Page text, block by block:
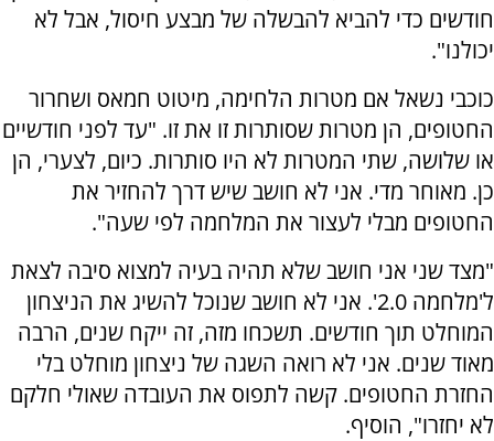
חודשים כדי להביא להבשלה של מבצע חיסול, אבל לא
יכולנו".
כוכבי נשאל אם מטרות הלחימה, מיטוט חמאס ושחרור
החטופים, הן מטרות שסותרות זו את זו. "עד לפני חודשיים
או שלושה, שתי המטרות לא היו סותרות. כיום, לצערי, הן
כן. מאוחר מדי. אני לא חושב שיש דרך להחזיר את
החטופים מבלי לעצור את המלחמה לפי שעה".
"מצד שני אני חושב שלא תהיה בעיה למצוא סיבה לצאת
ל'מלחמה 2.0'. אני לא חושב שנוכל להשיג את הניצחון
המוחלט תוך חודשים. תשכחו מזה, זה ייקח שנים, הרבה
מאוד שנים. אני לא רואה השגה של ניצחון מוחלט בלי
החזרת החטופים. קשה לתפוס את העובדה שאולי חלקם
לא יחזרו", הוסיף.